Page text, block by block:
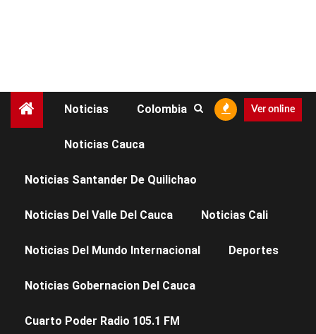
Noticias Colombia
Noticias Cauca
Noticias Santander De Quilichao
Noticias Del Valle Del Cauca Noticias Cali
Noticias Del Mundo Internacional Deportes
Noticias Gobernacion Del Cauca
Cuarto Poder Radio 105.1 FM
Ver online
nada
Parece que no encontramos lo que estás